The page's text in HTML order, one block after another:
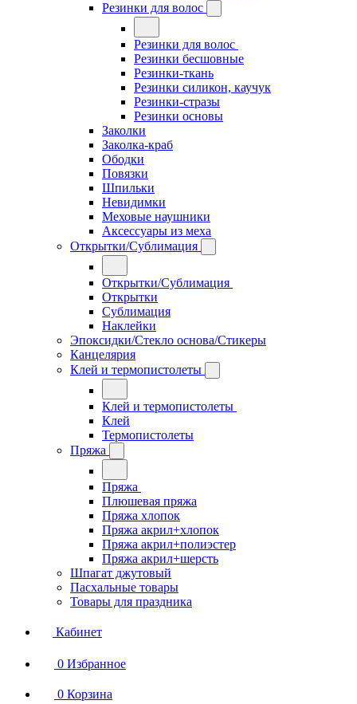
Резинки для волос
Резинки для волос
Резинки бесшовные
Резинки-ткань
Резинки силикон, каучук
Резинки-стразы
Резинки основы
Заколки
Заколка-краб
Ободки
Повязки
Шпильки
Невидимки
Меховые наушники
Аксессуары из меха
Открытки/Сублимация
Открытки/Сублимация
Открытки
Сублимация
Наклейки
Эпоксидки/Стекло основа/Стикеры
Канцелярия
Клей и термопистолеты
Клей и термопистолеты
Клей
Термопистолеты
Пряжа
Пряжа
Плюшевая пряжа
Пряжа хлопок
Пряжа акрил+хлопок
Пряжа акрил+полиэстер
Пряжа акрил+шерсть
Шпагат джутовый
Пасхальные товары
Товары для праздника
Кабинет
0 Избранное
0 Корзина